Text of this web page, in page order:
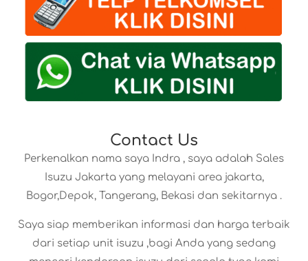
Contact Us
Perkenalkan nama saya Indra , saya adalah Sales
Isuzu Jakarta yang melayani area jakarta,
Bogor,Depok, Tangerang, Bekasi dan sekitarnya .
Saya siap memberikan informasi dan harga terbaik
dari setiap unit isuzu ,bagi Anda yang sedang